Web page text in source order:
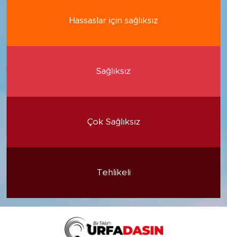
Hassaslar için sağlıksız
Sağlıksız
Çok Sağlıksız
Tehlikeli